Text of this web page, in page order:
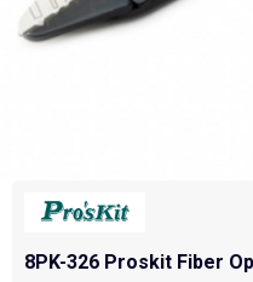
8PK-326 Proskit Fiber